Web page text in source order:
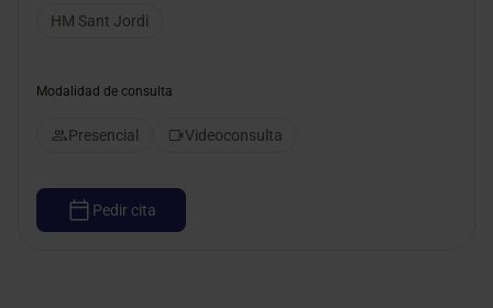
HM Sant Jordi
Modalidad de consulta
Presencial Videoconsulta
Pedir cita